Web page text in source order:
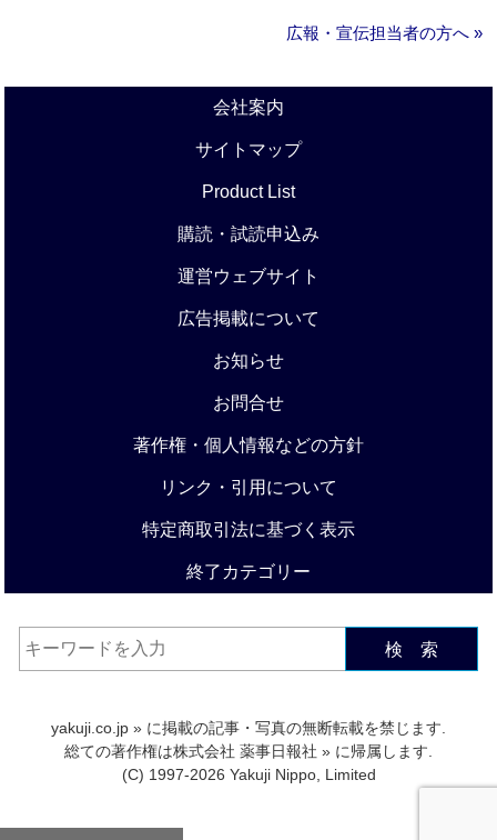
広報・宣伝担当者の方へ »
会社案内
サイトマップ
Product List
購読・試読申込み
運営ウェブサイト
広告掲載について
お知らせ
お問合せ
著作権・個人情報などの方針
リンク・引用について
特定商取引法に基づく表示
終了カテゴリー
検 索
yakuji.co.jp » に掲載の記事・写真の無断転載を禁じます.
総ての著作権は株式会社 薬事日報社 » に帰属します.
(C) 1997-2026 Yakuji Nippo, Limited